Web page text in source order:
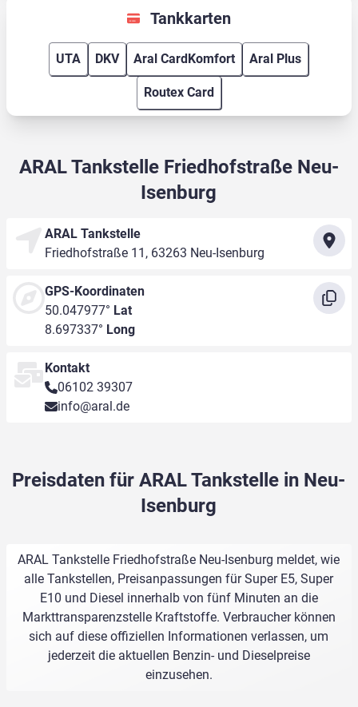
Tankkarten
UTA DKV Aral CardKomfort Aral Plus
Routex Card
ARAL Tankstelle Friedhofstraße Neu-
Isenburg
ARAL Tankstelle
Friedhofstraße 11, 63263 Neu-Isenburg
GPS-Koordinaten
50.047977° Lat
8.697337° Long
Kontakt
06102 39307
info@aral.de
Preisdaten für ARAL Tankstelle in Neu-
Isenburg
ARAL Tankstelle Friedhofstraße Neu-Isenburg meldet, wie
alle Tankstellen, Preisanpassungen für Super E5, Super
E10 und Diesel innerhalb von fünf Minuten an die
Markttransparenzstelle Kraftstoffe. Verbraucher können
sich auf diese offiziellen Informationen verlassen, um
jederzeit die aktuellen Benzin- und Dieselpreise
einzusehen.